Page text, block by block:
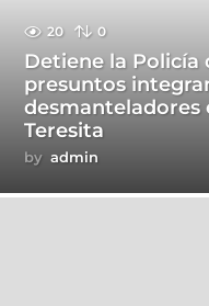
20 0
Detiene la Policía
presuntos
desmanteladores
Teresita
by admin